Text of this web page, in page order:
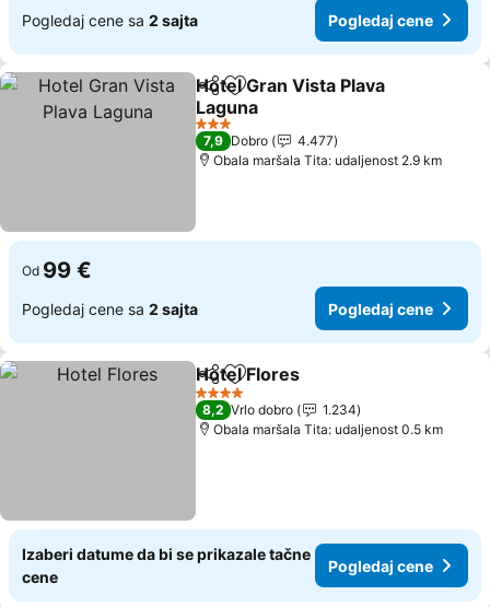
Pogledaj cene sa 2 sajta Pogledaj cene
Deli Dodati u favorite
Hotel Gran Vista Plava
Laguna
Pogledaj cene
3 Zvezdice
7,9 Dobro
4.477
Obala maršala Tita: udaljenost 2.9 km
Od 99 €
Pogledaj cene sa 2 sajta Pogledaj cene
Deli Dodati u favorite
Hotel Flores
4 Zvezdice
8,2 Vrlo dobro
1.234
Obala maršala Tita: udaljenost 0.5 km
Izaberi datume da bi se prikazale tačne
cene
Pogledaj cene